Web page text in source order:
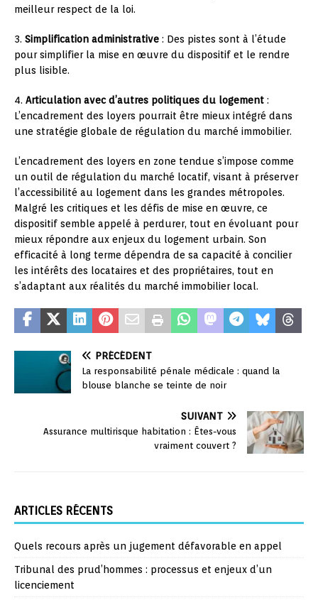
meilleur respect de la loi.
3. Simplification administrative : Des pistes sont à l’étude
pour simplifier la mise en œuvre du dispositif et le rendre
plus lisible.
4. Articulation avec d’autres politiques du logement :
L’encadrement des loyers pourrait être mieux intégré dans
une stratégie globale de régulation du marché immobilier.
L’encadrement des loyers en zone tendue s’impose comme
un outil de régulation du marché locatif, visant à préserver
l’accessibilité au logement dans les grandes métropoles.
Malgré les critiques et les défis de mise en œuvre, ce
dispositif semble appelé à perdurer, tout en évoluant pour
mieux répondre aux enjeux du logement urbain. Son
efficacité à long terme dépendra de sa capacité à concilier
les intérêts des locataires et des propriétaires, tout en
s’adaptant aux réalités du marché immobilier local.
PRÉCÉDENT
La responsabilité pénale médicale : quand la
blouse blanche se teinte de noir
SUIVANT
Assurance multirisque habitation : Êtes-vous
vraiment couvert ?
ARTICLES RÉCENTS
Quels recours après un jugement défavorable en appel
Tribunal des prud’hommes : processus et enjeux d’un
licenciement